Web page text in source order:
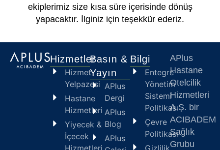
ekiplerimiz size kısa süre içerisinde dönüş
yapacaktır. İlginiz için teşekkür ederiz.
Hizmetler
Hizmet
Yelpazesi
Hastane
Hizmetleri
Yiyecek &
İçecek
Basın &
Yayın
APlus
Dergi
APlus
Blog
APlus
Bilgi
Entegre
Yönetim
Sistemi
Politikası
Çevre
Politikası
APlus
Hastane
Otelcilik
Hizmetleri
A.Ş. bir
Sağlık
Grubu